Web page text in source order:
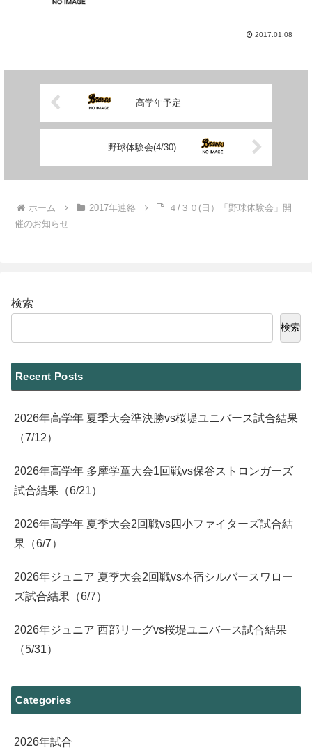
2017.01.08
高学年予定
野球体験会(4/30)
ホーム 2017年連絡
４/３０(日）「野球体験会」開
催のお知らせ
検索
検索
Recent Posts
2026年高学年 夏季大会準決勝vs桜堤ユニバース試合結果
（7/12）
2026年高学年 多摩学童大会1回戦vs保谷ストロンガーズ
試合結果（6/21）
2026年高学年 夏季大会2回戦vs四小ファイターズ試合結
果（6/7）
2026年ジュニア 夏季大会2回戦vs本宿シルバースワロー
ズ試合結果（6/7）
2026年ジュニア 西部リーグvs桜堤ユニバース試合結果
（5/31）
Categories
2026年試合